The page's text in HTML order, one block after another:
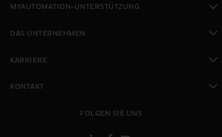
MYAUTOMATION-UNTERSTÜTZUNG
DAS UNTERNEHMEN
KARRIERE
KONTAKT
FOLGEN SIE UNS